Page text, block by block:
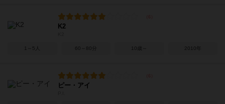
K2
1～5人 60～80分 10歳～ 2010年
ピー・アイ